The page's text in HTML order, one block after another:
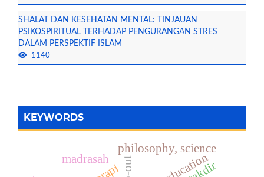
SHALAT DAN KESEHATAN MENTAL: TINJAUAN
PSIKOSPIRITUAL TERHADAP PENGURANGAN STRES
DALAM PERSPEKTIF ISLAM
1140
KEYWORDS
philosophy, science
madrasah